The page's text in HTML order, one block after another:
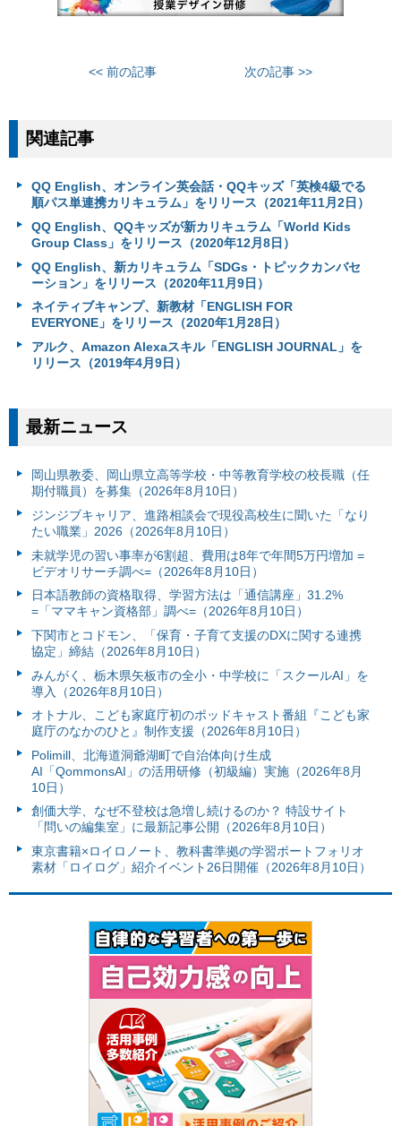
<< 前の記事 次の記事 >>
関連記事
QQ English、オンライン英会話・QQキッズ「英検4級でる
順パス単連携カリキュラム」をリリース（2021年11月2日）
QQ English、QQキッズが新カリキュラム「World Kids
Group Class」をリリース（2020年12月8日）
QQ English、新カリキュラム「SDGs・トピックカンバセ
ーション」をリリース（2020年11月9日）
ネイティブキャンプ、新教材「ENGLISH FOR
EVERYONE」をリリース（2020年1月28日）
アルク、Amazon Alexaスキル「ENGLISH JOURNAL」を
リリース（2019年4月9日）
最新ニュース
岡山県教委、岡山県立高等学校・中等教育学校の校長職（任
期付職員）を募集（2026年8月10日）
ジンジブキャリア、進路相談会で現役高校生に聞いた「なり
たい職業」2026（2026年8月10日）
未就学児の習い事率が6割超、費用は8年で年間5万円増加 =
ビデオリサーチ調べ=（2026年8月10日）
日本語教師の資格取得、学習方法は「通信講座」31.2%
=「ママキャン資格部」調べ=（2026年8月10日）
下関市とコドモン、「保育・子育て支援のDXに関する連携
協定」締結（2026年8月10日）
みんがく、栃木県矢板市の全小・中学校に「スクールAI」を
導入（2026年8月10日）
オトナル、こども家庭庁初のポッドキャスト番組『こども家
庭庁のなかのひと』制作支援（2026年8月10日）
Polimill、北海道洞爺湖町で自治体向け生成
AI「QommonsAI」の活用研修（初級編）実施（2026年8月
10日）
創価大学、なぜ不登校は急増し続けるのか？ 特設サイト
「問いの編集室」に最新記事公開（2026年8月10日）
東京書籍×ロイロノート、教科書準拠の学習ポートフォリオ
素材「ロイログ」紹介イベント26日開催（2026年8月10日）